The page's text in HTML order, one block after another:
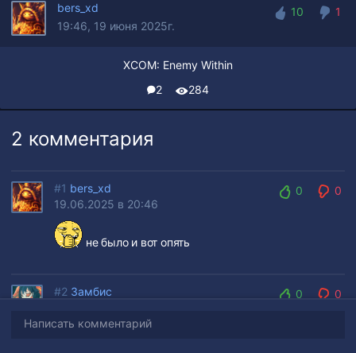
bers_xd
19:46, 19 июня 2025г.
10
1
XCOM: Enemy Within
2
284
2 комментария
#1 bers_xd
19.06.2025 в 20:46
0
0
не было и вот опять
#2 Замбис
0
0
до последнего надеялся, что это по аленям будет 1%
Написать комментарий